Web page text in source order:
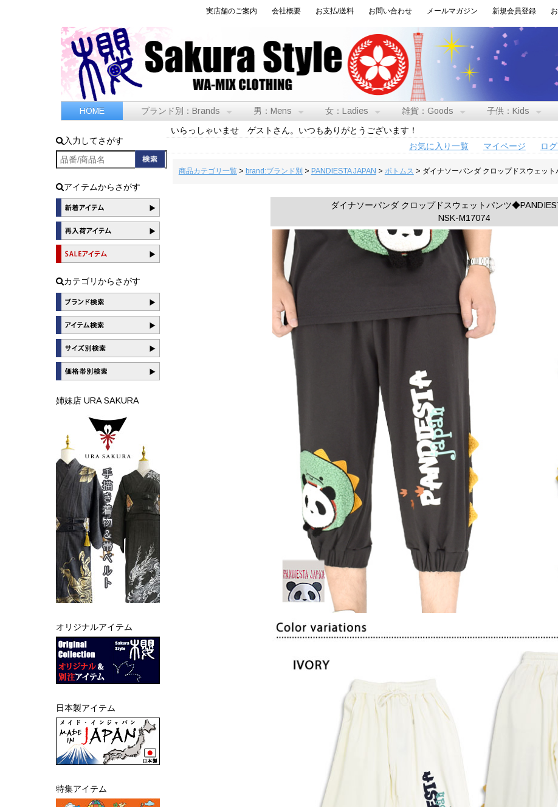
実店舗のご案内 会社概要 お支払/送料 お問い合わせ メールマガジン 新規会員登録
HOME ブランド別：Brands 男：Mens 女：Ladies 雑貨：Goods 子供：Kids
入力してさがす
アイテムからさがす
カテゴリからさがす
姉妹店 URA SAKURA
オリジナルアイテム
日本製アイテム
特集アイテム
いらっしゃいませ ゲストさん。いつもありがとうございます！
お気に入り一覧
マイページ ロ
商品カテゴリ一覧> brand:ブランド別 > PANDIESTA JAPAN > ボトムス > ダイナソーパンダ クロップドスウェッ
ダイナソーパンダ クロップドスウェットパンツ
NSK-M17074